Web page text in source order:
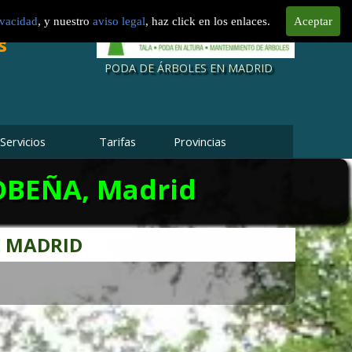
, y nuestro aviso legal, haz click en los enlaces. Aceptar
PODA DE ÁRBOLES EN MADRID
Servicios Tarifas Provincias
en
Madrid
parcelas
Madrid
de
Madrid
MADRID